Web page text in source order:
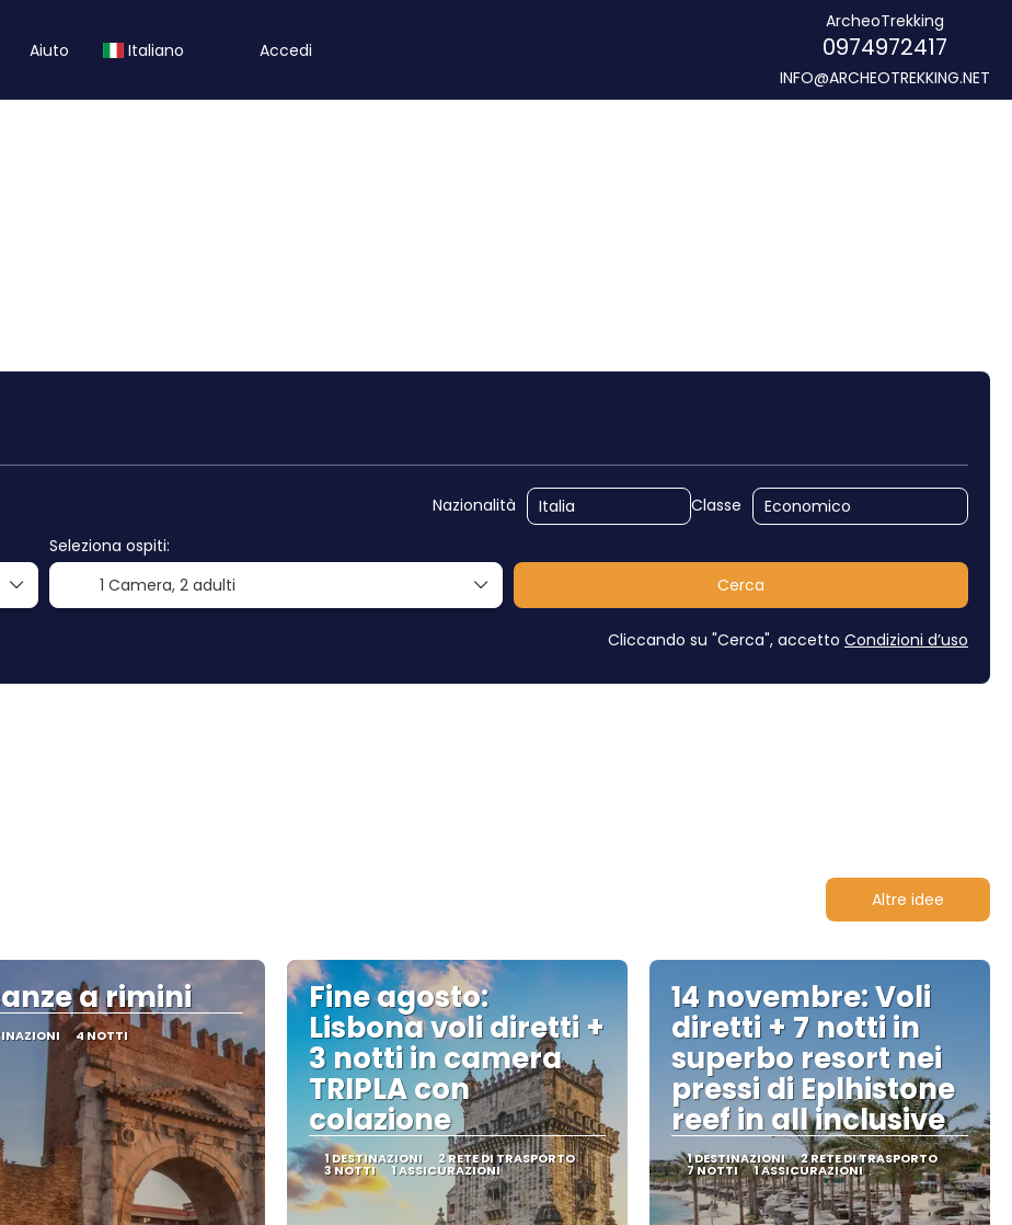
Aiuto Italiano Accedi
ArcheoTrekking
0974972417
INFO@ARCHEOTREKKING.NET
Nazionalità
Classe
Seleziona ospiti:
1 Camera, 2 adulti Cerca
Cliccando su "Cerca", accetto Condizioni d’uso
Altre idee
a rimini
4 NOTTI
Fine agosto:
Lisbona voli diretti +
3 notti in camera
TRIPLA con
colazione
1 DESTINAZIONI 2 RETE DI TRASPORTO
3 NOTTI 1 ASSICURAZIONI
14 novembre: Voli
diretti + 7 notti in
superbo resort nei
pressi di Eplhistone
reef in all inclusive
1 DESTINAZIONI 2 RETE DI TRASPORTO
7 NOTTI 1 ASSICURAZIONI